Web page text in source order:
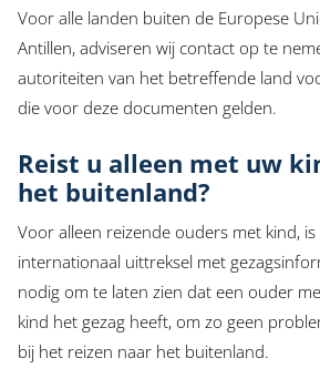
Voor alle landen buiten de Europese
Antillen, adviseren wij contact op te
autoriteiten van het betreffende land
die voor deze documenten gelden.
Reist u alleen met uw
het buitenland?
Voor alleen reizende ouders met kind, is
internationaal uittreksel met
nodig om te laten zien dat een ouder
kind het gezag heeft, om zo geen
bij het reizen naar het buitenland.